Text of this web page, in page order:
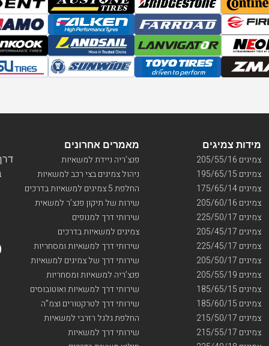
דרך
מאמרים אחרונים
פנצ’ריה ניידת למשאיות
ניהול צמיגים בצי רכב למשאיות
החלפת 5 צמיגים למשאיות בדרכים
שירות של תיקון פנצ’ר למשאית
שירותי דרך למנופים
צמיגים למשאיות בדרכים
שירותי דרך למשאיות ומסחריות
שירותי דרך של צמיגים למשאיות
פנצ’ריה למשאיות ומסחריות
שירותי דרך למשאיות ואוטובוסים
שירותי דרך לטרקטורים וצמ”ה
החלפת גלגל רזרבי למשאיות
שירותי דרך למשאיות
מידות צמיגים
צמיגים 205/55/16
צמיגים 195/65/15
צמיגים 175/65/14
צמיגים 205/60/16
צמיגים 225/50/17
צמיגים 205/45/17
צמיגים 225/45/17
צמיגים 205/50/17
צמיגים 205/55/19
צמיגים 185/65/15
צמיגים 185/60/15
צמיגים 215/50/17
צמיגים 215/55/17